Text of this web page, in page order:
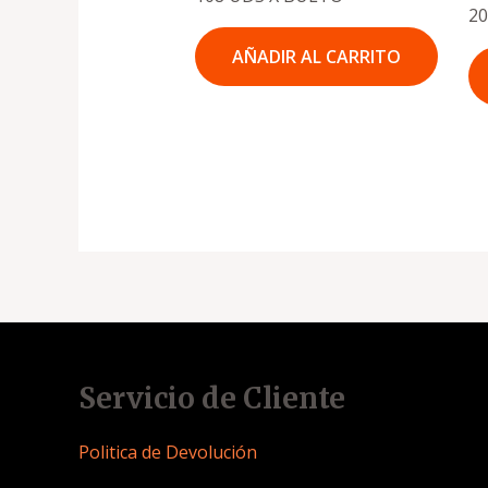
AÑADIR AL CARRITO
Servicio de Cliente
Politica de Devolución